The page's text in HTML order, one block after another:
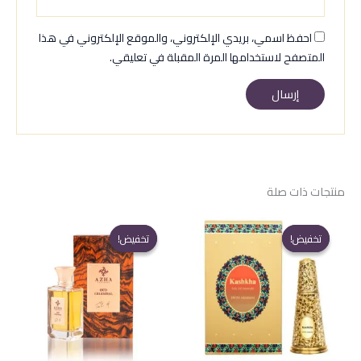
احفظ اسمي، بريدي الإلكتروني، والموقع الإلكتروني في هذا
المتصفح لاستخدامها المرة المقبلة في تعليقي.
منتجات ذات صلة
تخفيض!
تخفيض! تخفيض!
تخفيض!